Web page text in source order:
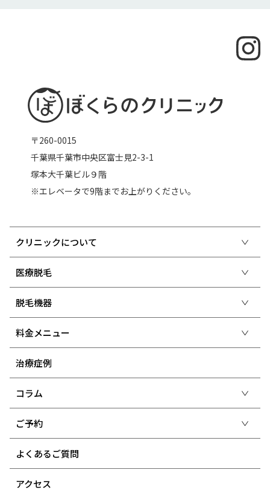
〒260-0015
千葉県千葉市中央区富士見2-3-1
塚本大千葉ビル９階
※エレベータで9階までお上がりください。
クリニックについて
医療脱毛
脱毛機器
料金メニュー
治療症例
コラム
ご予約
よくあるご質問
アクセス